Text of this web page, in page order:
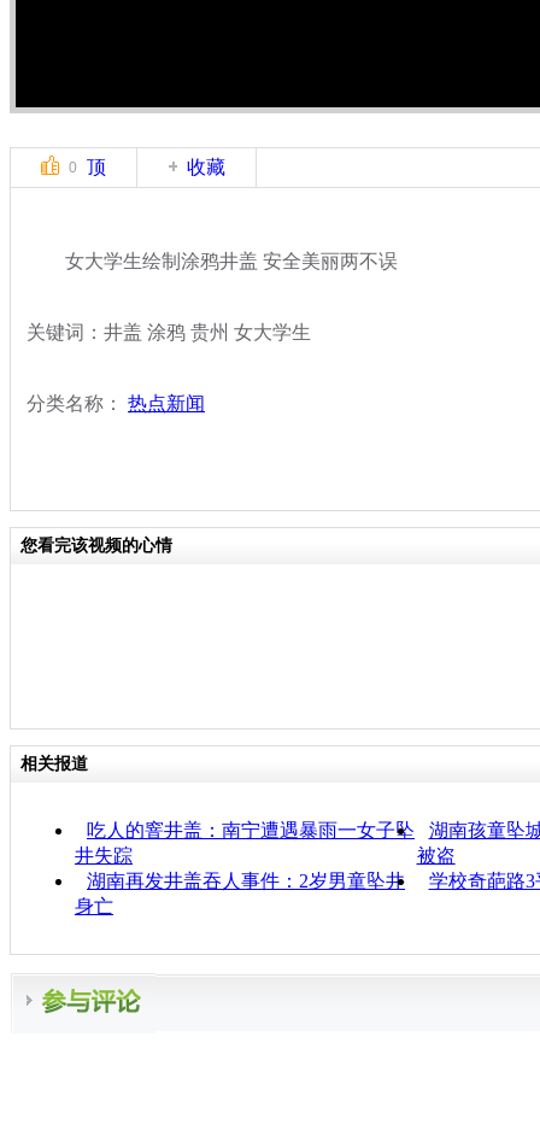
0 顶 收藏
女大学生绘制涂鸦井盖 安全美丽两不误
关键词：井盖 涂鸦 贵州 女大学生
分类名称： 热点新闻
您看完该视频的心情
相关报道
吃人的窨井盖：南宁遭遇暴雨一女子坠
井失踪
湖南孩童坠
被盗
湖南再发井盖吞人事件：2岁男童坠井
身亡
学校奇葩路3